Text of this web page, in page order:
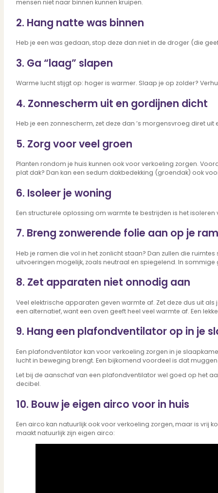
Verkoop jouw huis discreet..
Vraagt om specialistische kennis...
Verhuur uw woning via ons netwerk
Huurwoningen én beheer op maat
Wil jij jouw huis renoveren? Geen probleem!
Bekijk het overzicht van alle diensten..
Over PUUR*
Over PUUR*
Ons team
Leer ons beter kennen..
Werken bij PUUR*
Kom jij ons team versterken?
Onze vestigingen
Beoordelingen
Dit zeggen klanten over ons
Partners
Maak gebruik van ons netwerk
PUUR* is aangesloten bij...
mensen niet naar binnen kunnen kruipen.
2. Hang natte was binnen
Heb je een was gedaan, stop deze dan niet in de droger (die
3. Ga “laag” slapen
Warme lucht stijgt op: hoger is warmer. Slaap je op zolder?
4. Zonnescherm uit en gordijnen dicht
Heb je een zonnescherm, zet deze dan ’s morgensvroeg diret
5. Zorg voor veel groen
Planten rondom je huis kunnen ook voor verkoeling zorgen.
plat dak? Dan kan een sedum dakbedekking (groendak) ook
6. Isoleer je woning
Een structurele oplossing om warmte te bestrijden is het
7. Breng zonwerende folie aan op je
Heb je ramen die vol in het zonlicht staan? Dan zullen die
uitvoeringen mogelijk, zoals neutraal en spiegelend. In
8. Zet apparaten niet onnodig aan
Veel elektrische apparaten geven warmte af. Zet deze dus uit
een alternatief, want een oven geeft heel veel warmte af. Een
9. Hang een plafondventilator op in je
Een plafondventilator kan voor verkoeling zorgen in je
lucht in beweging brengt. Een bijkomend voordeel is dat
Let bij de aanschaf van een plafondventilator wel goed op het
decibel.
10. Bouw je eigen airco voor in huis
Een airco kan natuurlijk ook voor verkoeling zorgen, maar is
maakt natuurlijk zijn eigen airco: